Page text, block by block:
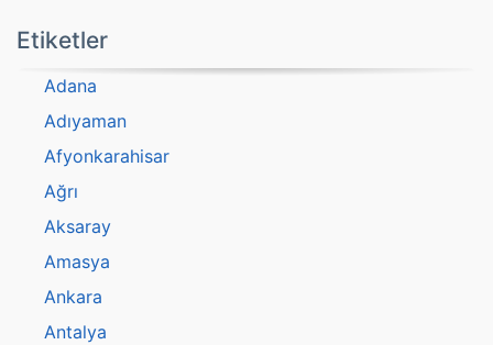
Etiketler
Adana
Adıyaman
Afyonkarahisar
Ağrı
Aksaray
Amasya
Ankara
Antalya